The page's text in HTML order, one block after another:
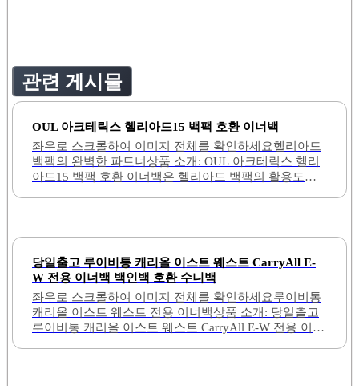
관련 게시물
OUL 아크테릭스 헬리아드15 백팩 호환 이너백
좌우로 스크롤하여 이미지 전체를 확인하세요헬리아드
백팩의 완벽한 파트너상품 소개: OUL 아크테릭스 헬리
아드15 백팩 호환 이너백은 헬리아드 백팩의 활용도를
있습니다. 이너백의 색상은 헬리아드 백팩과 조화를 이
제작되어 내구성이 뛰어나며, 탄탄한 구조로 소지품을
잘 지탱해 줍니다. 이너백은 여러 개의 포켓을 갖추고 있
어 지갑, 파우치 등 작은 물건을 정리하기 용이합니다.
또한, 아이패드와 보조배터리와 같은 큰 물건도 수납할
수 있어 실용성이 높습니다.가격 또한 경쟁 제품에 비해
당일출고 루이비통 캐리올 이스트 웨스트 CarryAll E-
W 전용 이너백 백인백 호환 수니백
좌우로 스크롤하여 이미지 전체를 확인하세요루이비통
캐리올 이스트 웨스트 전용 이너백상품 소개: 당일출고
루이비통 캐리올 이스트 웨스트 CarryAll E-W 전용 이너